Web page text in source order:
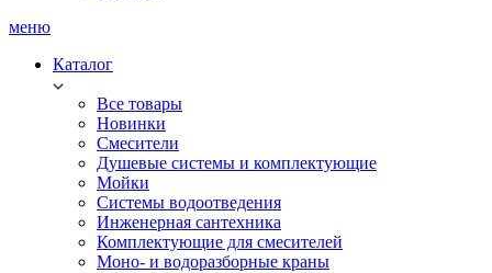
меню
Каталог
Все товары
Новинки
Смесители
Душевые системы и комплектующие
Мойки
Системы водоотведения
Инженерная сантехника
Комплектующие для смесителей
Моно- и водоразборные краны